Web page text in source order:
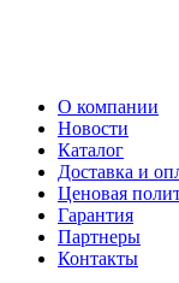
О компании
Новости
Каталог
Доставка и
Ценовая
Гарантия
Партнеры
Контакты